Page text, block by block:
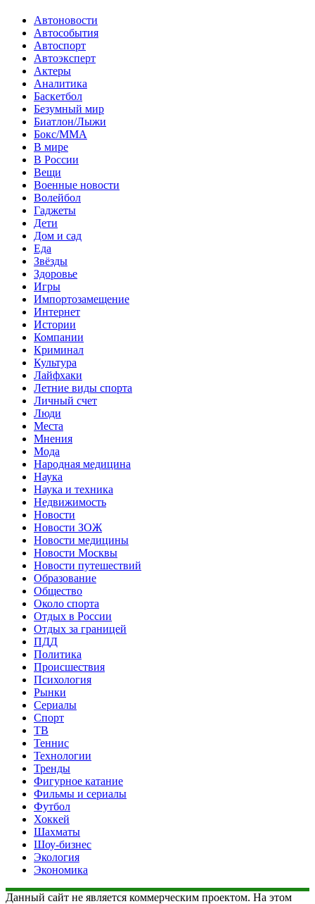
Автоновости
Автособытия
Автоспорт
Автоэксперт
Актеры
Аналитика
Баскетбол
Безумный мир
Биатлон/Лыжи
Бокс/MMA
В мире
В России
Вещи
Военные новости
Волейбол
Гаджеты
Дети
Дом и сад
Еда
Звёзды
Здоровье
Игры
Импортозамещение
Интернет
Истории
Компании
Криминал
Культура
Лайфхаки
Летние виды спорта
Личный счет
Люди
Места
Мнения
Мода
Народная медицина
Наука
Наука и техника
Недвижимость
Новости
Новости ЗОЖ
Новости медицины
Новости Москвы
Новости путешествий
Образование
Общество
Около спорта
Отдых в России
Отдых за границей
ПДД
Политика
Происшествия
Психология
Рынки
Сериалы
Спорт
ТВ
Теннис
Технологии
Тренды
Фигурное катание
Фильмы и сериалы
Футбол
Хоккей
Шахматы
Шоу-бизнес
Экология
Экономика
Данный сайт не является коммерческим проектом. На этом